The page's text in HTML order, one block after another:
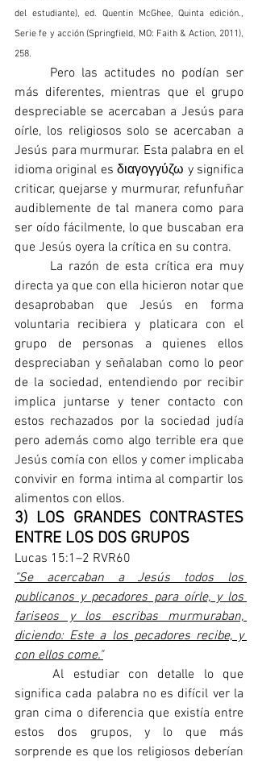
del estudiante), ed. Quentin McGhee, Quinta edición.,
Serie fe y acción (Springfield, MO: Faith & Action, 2011),
258.
más diferentes, mientras que el grupo
despreciable se acercaban a Jesús para
oírle, los religiosos solo se acercaban a
Jesús para murmurar. Esta palabra en el
idioma original es διαγογγύζω y significa
criticar, quejarse y murmurar, refunfuñar
audiblemente de tal manera como para
ser oído fácilmente, lo que buscaban era
que Jesús oyera la crítica en su contra.
directa ya que con ella hicieron notar que
desaprobaban que Jesús en forma
voluntaria recibiera y platicara con el
grupo de personas a quienes ellos
despreciaban y señalaban como lo peor
de la sociedad, entendiendo por recibir
implica juntarse y tener contacto con
estos rechazados por la sociedad judía
pero además como algo terrible era que
Jesús comía con ellos y comer implicaba
convivir en forma intima al compartir los
alimentos con ellos.
3) LOS GRANDES CONTRASTES
ENTRE LOS DOS GRUPOS
Lucas 15:1–2 RVR60
"Se acercaban a Jesús todos los
publicanos y pecadores para oírle, y los
fariseos y los escribas murmuraban,
diciendo: Este a los pecadores recibe, y
con ellos come."
	Al estudiar con detalle lo que
significa cada palabra no es difícil ver la
gran cima o diferencia que existía entre
estos dos grupos, y lo que más
sorprende es que los religiosos deberían